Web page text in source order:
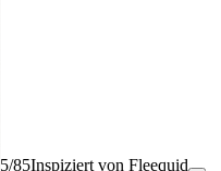
5/85Inspiziert von Fleequid